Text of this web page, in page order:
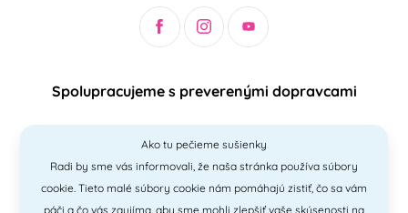
Spolupracujeme s preverenými dopravcami
Bezpečný a jednoduchý spôsob platieb
Ako tu pečieme sušienky
Radi by sme vás informovali, že naša stránka používa súbory
cookie. Tieto malé súbory cookie nám pomáhajú zistiť, čo sa vám
páči a čo vás zaujíma, aby sme mohli zlepšiť vaše skúsenosti na